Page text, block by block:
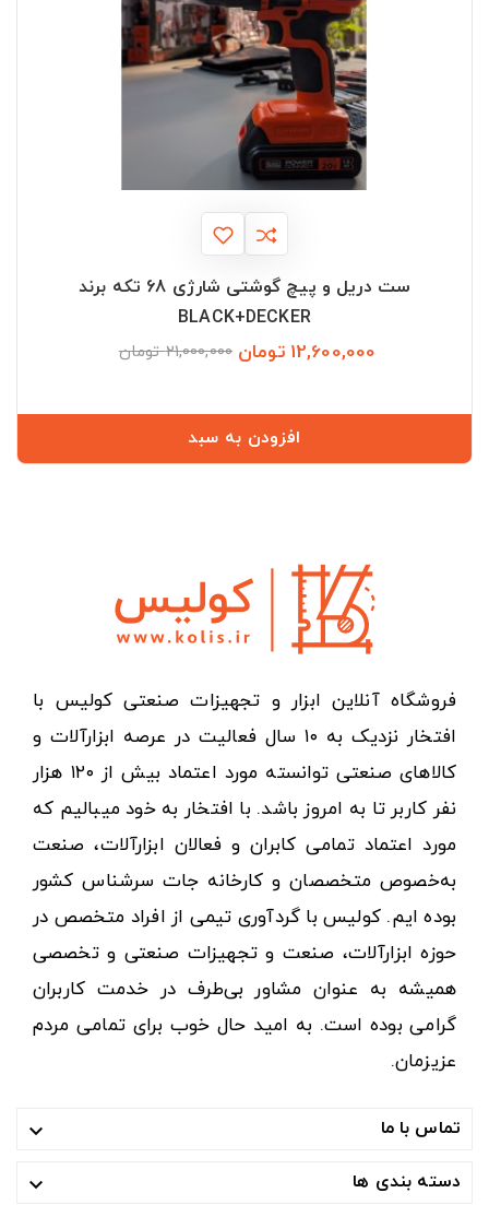
ست دریل و پیچ گوشتی شارژی 68 تکه برند
BLACK+DECKER
12,600,000 تومان 21,000,000 تومان
افزودن به سبد
فروشگاه آنلاین ابزار و تجهیزات صنعتی کولیس با
افتخار نزدیک به ۱۰ سال فعالیت در عرصه ابزارآلات و
کالاهای صنعتی توانسته مورد اعتماد بیش از ۱۲۰ هزار
نفر کاربر تا به امروز باشد. با افتخار به خود میبالیم که
مورد اعتماد تمامی کابران و فعالان ابزارآلات، صنعت
به‌خصوص متخصصان و کارخانه جات سرشناس کشور
بوده ایم. کولیس با گردآوری تیمی از افراد متخصص در
حوزه ابزارآلات، صنعت و تجهیزات صنعتی و تخصصی
همیشه به عنوان مشاور بی‌طرف در خدمت کاربران
گرامی بوده است. به امید حال خوب برای تمامی مردم
عزیزمان.
تماس با ما 
دسته بندی ها 